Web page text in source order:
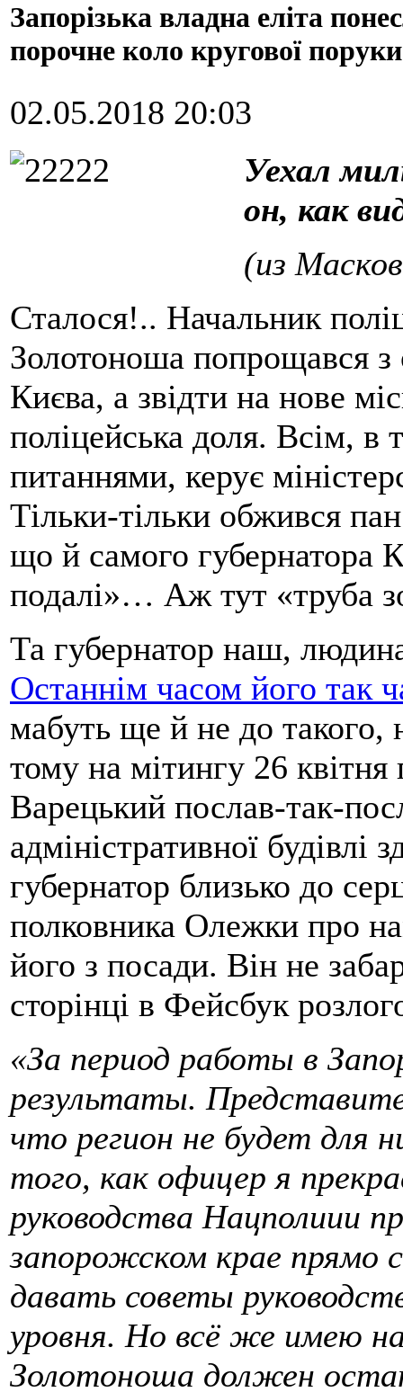
Запорізька владна еліта
порочне коло кругової поруки
02.05.2018 20:03
Уехал
он, как
(из
Сталося!.. Начальник
Золотоноша попрощався з
Києва, а звідти на нове
поліцейська доля. Всім, в
питаннями, керує
Тільки-тільки обжився
що й самого губернатора
подалі»… Аж тут «труба
Та губернатор наш,
Останнім часом його так
мабуть ще й не до такого,
тому на мітингу 26
Варецький послав-так-
адміністративної
губернатор близько до
полковника Олежки про
його з посади. Він не
сторінці в Фейсбук
«За период работы в
результаты.
что регион не будет для
того, как офицер я
руководства Нацполиии
запорожском крае прямо
давать советы
уровня. Но всё же имею
Золотоноша должен